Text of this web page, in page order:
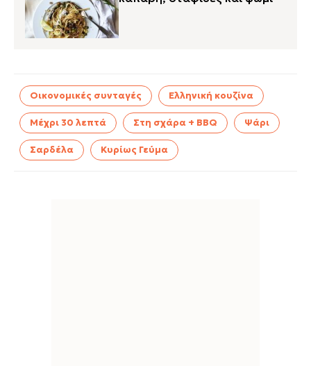
Οικονομικές συνταγές Ελληνική κουζίνα
Μέχρι 30 λεπτά Στη σχάρα + BBQ Ψάρι
Σαρδέλα Κυρίως Γεύμα